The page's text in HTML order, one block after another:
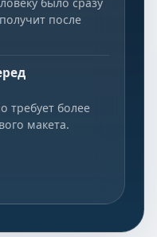
после
требует более
макета.